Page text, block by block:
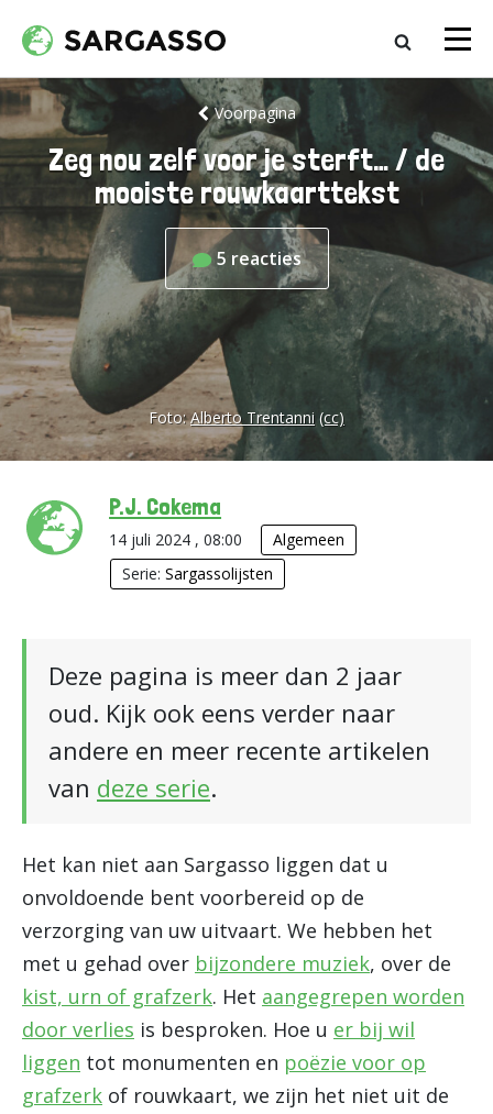
Voorpagina
Zeg nou zelf voor je sterft… / de
mooiste rouwkaarttekst
5 reacties
Foto:Alberto Trentanni (cc)
P.J. Cokema
14 juli 2024 , 08:00
Algemeen
Serie:Sargassolijsten
Deze pagina is meer dan 2 jaar
oud. Kijk ook eens verder naar
andere en meer recente artikelen
van deze serie.
Het kan niet aan Sargasso liggen dat u
onvoldoende bent voorbereid op de
verzorging van uw uitvaart. We hebben het
met u gehad over bijzondere muziek, over de
kist, urn of grafzerk. Het aangegrepen worden
door verlies is besproken. Hoe u er bij wil
liggen tot monumenten en poëzie voor op
grafzerk of rouwkaart, we zijn het niet uit de